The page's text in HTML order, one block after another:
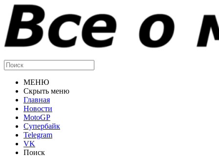
МЕНЮ
Скрыть меню
Главная
Новости
MotoGP
Супербайк
Telegram
VK
Поиск